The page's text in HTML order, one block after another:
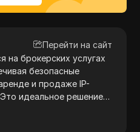
Перейти на сайт
на брокерских услугах
безопасные
и продаже IP-
идеальное решение
со сложностями
и предлагает